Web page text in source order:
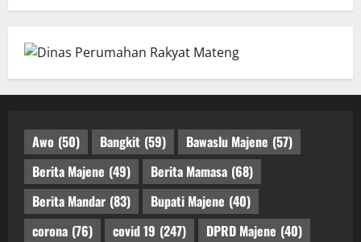
Awo (50) Bangkit (59) Bawaslu Majene (57)
Berita Majene (49) Berita Mamasa (68)
Berita Mandar (83) Bupati Majene (40)
corona (76) covid 19 (247) DPRD Majene (40)